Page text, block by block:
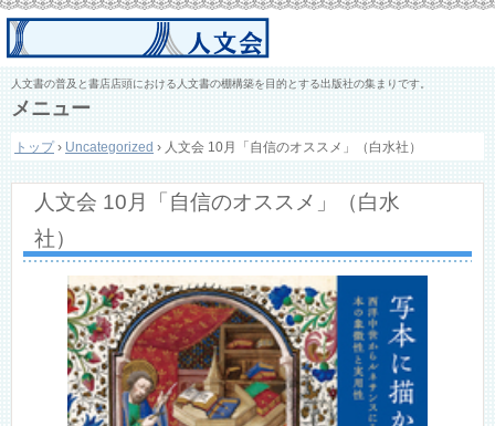
人文書の普及と書店店頭における人文書の棚構築を目的とする出版社の集まりです。
メニュー
ン
ン
キ
トップ › Uncategorized › 人文会 10月「自信のオススメ」（白水社）
人文会 10月「自信のオススメ」（白水
社）